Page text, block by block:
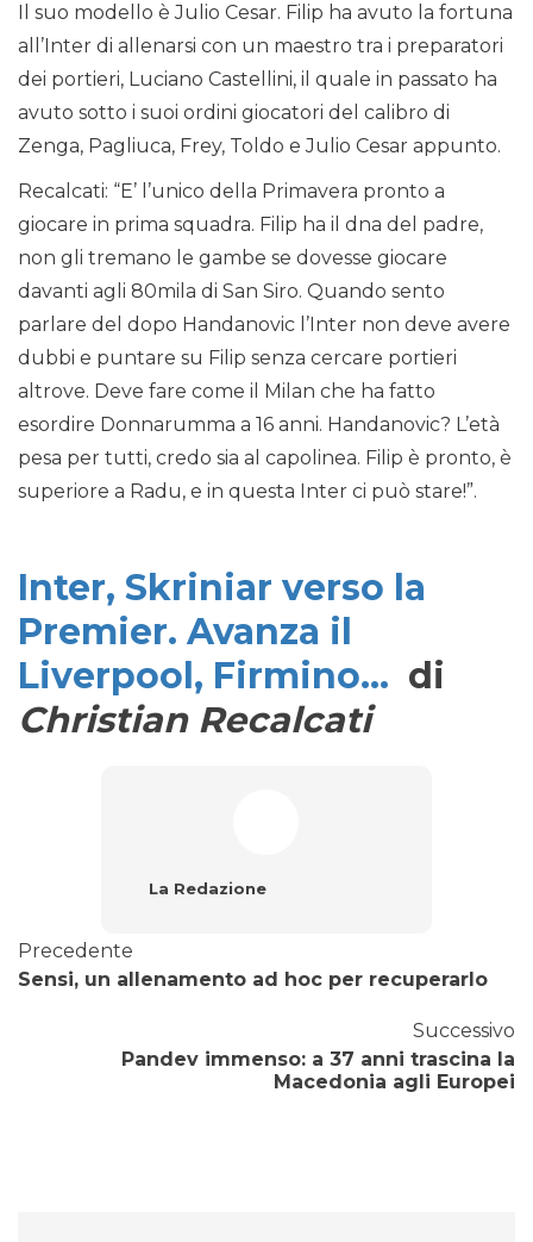
Il suo modello è Julio Cesar. Filip ha avuto la fortuna
all’Inter di allenarsi con un maestro tra i preparatori
dei portieri, Luciano Castellini, il quale in passato ha
avuto sotto i suoi ordini giocatori del calibro di
Zenga, Pagliuca, Frey, Toldo e Julio Cesar appunto.
Recalcati: “E’ l’unico della Primavera pronto a
giocare in prima squadra. Filip ha il dna del padre,
non gli tremano le gambe se dovesse giocare
davanti agli 80mila di San Siro. Quando sento
parlare del dopo Handanovic l’Inter non deve avere
dubbi e puntare su Filip senza cercare portieri
altrove. Deve fare come il Milan che ha fatto
esordire Donnarumma a 16 anni. Handanovic? L’età
pesa per tutti, credo sia al capolinea. Filip è pronto, è
superiore a Radu, e in questa Inter ci può stare!”.
Inter, Skriniar verso la
Premier. Avanza il
Liverpool, Firmino… di
Christian Recalcati
La Redazione
Precedente
Sensi, un allenamento ad hoc per recuperarlo
Successivo
Pandev immenso: a 37 anni trascina la
Macedonia agli Europei